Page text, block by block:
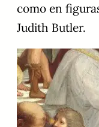
como en
Judith Butler.